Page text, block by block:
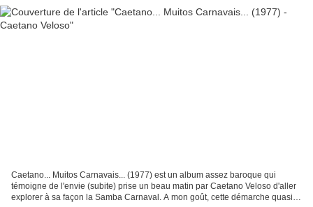
Caetano... Muitos Carnavais... (1977) est un album assez baroque qui
témoigne de l'envie (subite) prise un beau matin par Caetano Veloso d'aller
explorer à sa façon la Samba Carnaval. A mon goût, cette démarche quasi